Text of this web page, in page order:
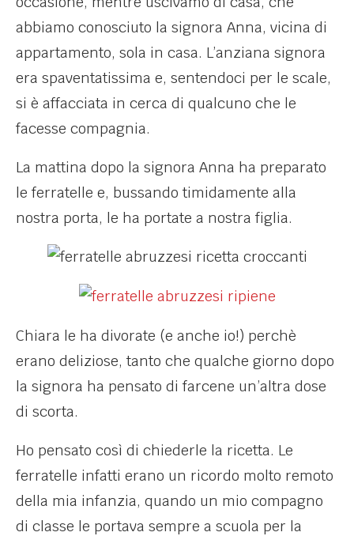
abbiamo conosciuto la signora Anna, vicina di
appartamento, sola in casa. L’anziana signora
era spaventatissima e, sentendoci per le scale,
si è affacciata in cerca di qualcuno che le
facesse compagnia.
La mattina dopo la signora Anna ha preparato
le ferratelle e, bussando timidamente alla
nostra porta, le ha portate a nostra figlia.
Chiara le ha divorate (e anche io!) perchè
erano deliziose, tanto che qualche giorno dopo
la signora ha pensato di farcene un’altra dose
di scorta.
Ho pensato così di chiederle la ricetta. Le
ferratelle infatti erano un ricordo molto remoto
della mia infanzia, quando un mio compagno
di classe le portava sempre a scuola per la